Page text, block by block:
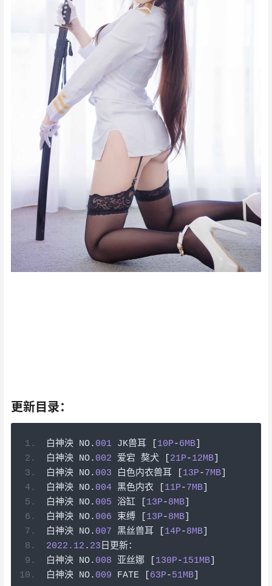
更新目录：
白神泱 NO. 001 JK兽耳 10P-6MB]
白神泱 NO. 002 爱宕 獒犬 21P-12MB]
白神泱 NO. 003 白色内衣兽耳 13P-7MB]
白神泱 NO. 004 黑色内衣 11P-7MB]
白神泱 NO. 005 浴缸 13P-8MB]
白神泱 NO. 006 束缚 13P-8MB]
白神泱 NO. 007 黑丝兽耳 14P-8MB]
2022.12 . 23 日更新：
白神泱 NO. 008 亚丝娜 130P-151MB]
白神泱 NO. 009 FATE 63P-51MB]